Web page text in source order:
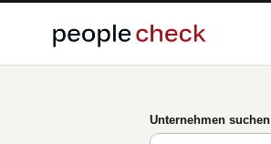
Unternehmen suchen